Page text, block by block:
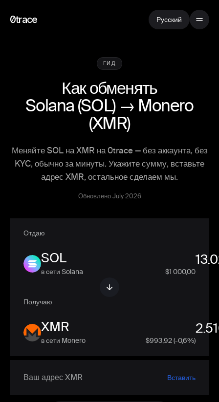
0trace Русский
ГИД
Как обменять
Solana(SOL) → Monero
(XMR)
Меняйте SOL на XMR на 0trace — без аккаунта, без
KYC, обычно за минуты. Укажите сумму, вставьте
адрес XMR, остальное сделаем мы.
Обновлено July 2026
Отдаю
SOL
в сети Solana $1 000,00
Получаю
XMR
в сети Monero $993,92(-0,6%)
Вставить